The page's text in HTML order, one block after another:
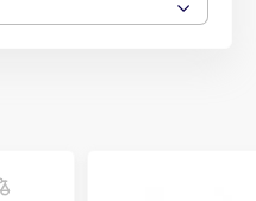
sorolt